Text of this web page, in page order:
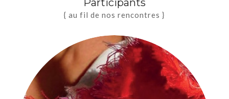
{ au fil de nos rencontres }